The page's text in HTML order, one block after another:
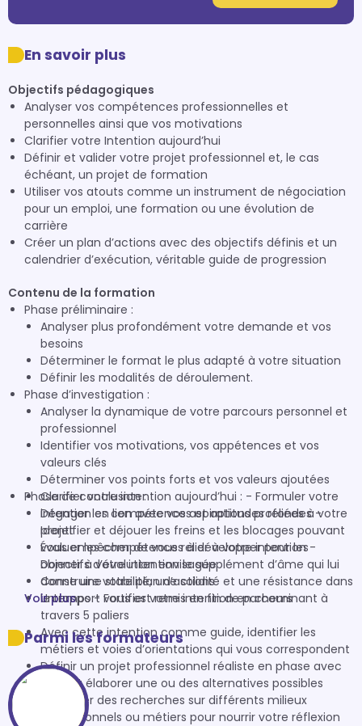
En savoir plus
Objectifs pédagogiques
Analyser vos compétences professionnelles et
personnelles ainsi que vos motivations
Clarifier votre Intention aujourd’hui
Définir et valider votre projet professionnel et, le cas
échéant, un projet de formation
Utiliser vos atouts comme un instrument de négociation
pour un emploi, une formation ou une évolution de
carrière
Créer un plan d’actions avec des objectifs définis et un
calendrier d’exécution, véritable guide de progression
Contenu de la formation
Phase préliminaire :
Analyser plus profondément votre demande et vos
besoins
Déterminer le format le plus adapté à votre situation
Définir les modalités de déroulement.
Phase d’investigation :
Analyser la dynamique de votre parcours personnel et
professionnel
Identifier vos motivations, vos appétences et vos
valeurs clés
Déterminer vos points forts et vos valeurs ajoutées
Clarifier votre intention aujourd’hui : - Formuler votre
intention en lien avec vos aspirations profondes -
Identifier et déjouer les freins et les blocages pouvant
vous empêcher de vous relier à votre intention -
Donner à votre intention le supplément d’âme qui lui
donne une stabilité, une solidité et une résistance dans
le temps - Fortifier votre intention en cheminant à
travers 5 paliers
Avec cette intention comme guide, identifier les
métiers et voies d’orientations qui vous correspondent
Définir un projet professionnel réaliste en phase avec
vous et élaborer une ou des alternatives possibles
Effectuer des recherches sur différents milieux
professionnels ou métiers pour nourrir votre réflexion
Phase de conclusion :
Dégager les compétences et aptitudes reliées à votre
projet
Évaluer les compétences à développer pour les
objectifs d’évolution envisagée
Construire votre plan d’actions
Un rapport vous est remis en fin de parcours
Voir plus
Parmi les formateurs